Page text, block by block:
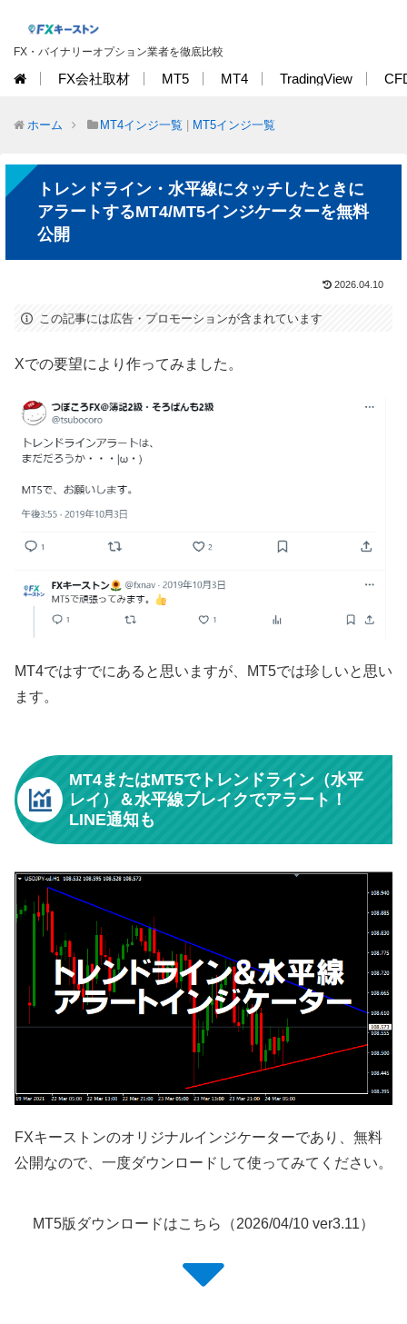
FX・バイナリーオプション業者を徹底比較
FX会社取材 MT5 MT4 TradingView
ホーム MT4インジ一覧 MT5インジ一覧
トレンドライン・水平線にタッチしたときに
アラートするMT4/MT5インジケーターを無料
公開
2026.04.10
この記事には広告・プロモーションが含まれています
Xでの要望により作ってみました。
MT4ではすでにあると思いますが、MT5では珍しいと思い
ます。
MT4またはMT5でトレンドライン（水平
レイ）＆水平線ブレイクでアラート！
LINE通知も
FXキーストンのオリジナルインジケーターであり、無料
公開なので、一度ダウンロードして使ってみてください。
MT5版ダウンロードはこちら（2026/04/10 ver3.11）